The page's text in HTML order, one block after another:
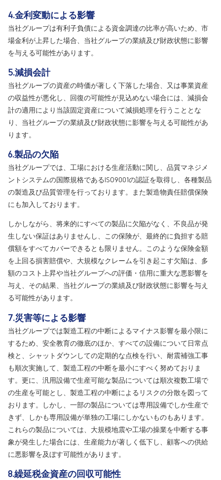
4.金利変動による影響
当社グループは有利子負債による資金調達の比率が高いため、市
場金利が上昇した場合、当社グループの業績及び財政状態に影響
を与える可能性があります。
5.減損会計
当社グループの資産の時価が著しく下落した場合、又は事業資産
の収益性が悪化し、回復の可能性が見込めない場合には、減損会
計の適用により当該固定資産について減損処理を行うこととな
り、当社グループの業績及び財政状態に影響を与える可能性があ
ります。
6.製品の欠陥
当社グループでは、工場における生産活動に関し、品質マネジメ
ントシステムの国際規格であるISO9001の認証を取得し、各種製品
の製造及び品質管理を行っております。また製造物責任賠償保険
にも加入しております。
しかしながら、将来的にすべての製品に欠陥がなく、不良品が発
生しない保証はありませんし、この保険が、最終的に負担する賠
償額をすべてカバーできるとも限りません。このような保険金額
を上回る損害賠償や、大規模なクレームを引き起こす欠陥は、多
額のコスト上昇や当社グループへの評価・信用に重大な悪影響を
与え、その結果、当社グループの業績及び財政状態に影響を与え
る可能性があります。
7.災害等による影響
当社グループでは製造工程の中断によるマイナス影響を最小限に
するため、安全教育の徹底のほか、すべての設備について日常点
検と、シャットダウンしての定期的な点検を行い、耐震補強工事
も順次実施して、製造工程の中断を最小にすべく努めておりま
す。更に、汎用設備で生産可能な製品については順次複数工場で
の生産を可能とし、製造工程の中断によるリスクの分散を図って
おります。しかし、一部の製品については専用設備でしか生産で
きず、しかも専用設備が単独の工場にしかないものもあります。
これらの製品については、大規模地震や工場の操業を中断する事
象が発生した場合には、生産能力が著しく低下し、顧客への供給
に悪影響を及ぼす可能性があります。
8.繰延税金資産の回収可能性